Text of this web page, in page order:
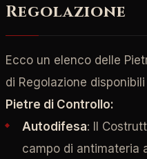
Regolazione
Ecco un elenco delle
di Regolazione
Pietre di Controllo:
Autodifesa: Il
campo di antimateria